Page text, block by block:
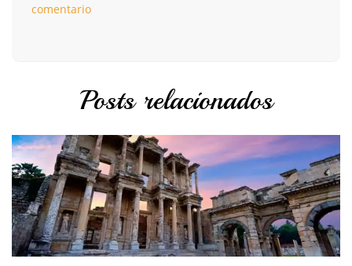
comentario
Posts relacionados